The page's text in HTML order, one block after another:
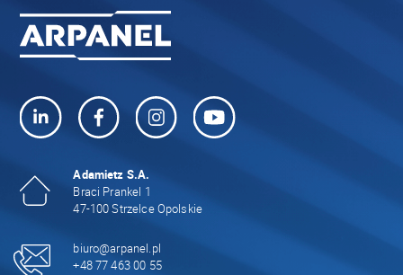
Adamietz S.A.
Braci Prankel 1
47-100 Strzelce Opolskie
biuro@arpanel.pl
+48 77 463 00 55